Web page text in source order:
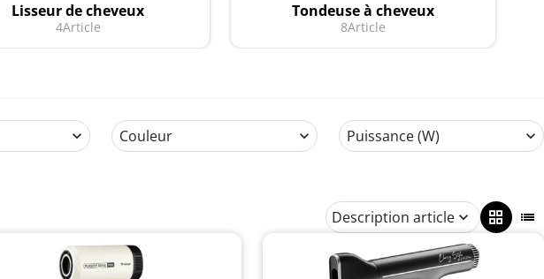
Lisseur de cheveux
4Article
Tondeuse à cheveux
8Article
Couleur Puissance (W)
Description article